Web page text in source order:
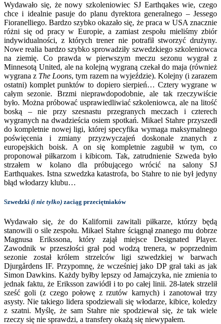
Wydawało się, że nowy szkoleniowiec SJ Earthqakes wie, czego
chce i idealnie pasuje do planu dyrektora generalnego – Jessego
Fioranelliego. Bardzo szybko okazało się, że praca w USA znacznie
różni się od pracy w Europie, a zamiast zespołu mieliśmy zbiór
indywidualności, z których trener nie potrafił stworzyć drużyny.
Nowe realia bardzo szybko sprowadziły szwedzkiego szkoleniowca
na ziemię. Co prawda w pierwszym meczu sezonu wygrał z
Minnesotą United, ale na kolejną wygraną czekał do maja (również
wygrana z The Loons, tym razem na wyjeździe). Kolejny (i zarazem
ostatni) komplet punktów to dopiero sierpień… Cztery wygrane w
całym sezonie. Brzmi nieprawdopodobnie, ale tak rzeczywiście
było. Można próbować usprawiedliwiać szkoleniowca, ale na litość
boską – nie przy szesnastu przegranych meczach i czterech
wygranych na dwadzieścia osiem spotkań. Mikael Stahre przyszedł
do kompletnie nowej ligi, której specyfika wymaga maksymalnego
poświęcenia i zmiany przyzwyczajeń doskonale znanych z
europejskich boisk. A on się kompletnie zagubił w tym, co
proponował piłkarzom i kibicom. Tak, zatrudnienie Szweda było
strzałem w kolano dla próbującego wrócić na salony SJ
Earthquakes. Istna szwedzka katastrofa, bo Stahre to nie był jedyny
błąd włodarzy klubu…
Szwedzki (i nie tylko) zaciąg przeciętniaków
Wydawało się, że do Kalifornii zawitali piłkarze, którzy będą
stanowili o sile zespołu. Mikael Stahre ściągnął znanego mu dobrze
Magnusa Erikssona, który zajął miejsce Designated Player.
Zawodnik w przeszłości grał pod wodzą trenera, w poprzednim
sezonie został królem strzelców ligi szwedzkiej w barwach
Djurgårdens IF. Przypomnę, że wcześniej jako DP grał taki as jak
Simon Dawkins. Każdy byłby lepszy od Jamajczyka, nie zmienia to
jednak faktu, że Eriksson zawiódł i to po całej linii. 28-latek strzelił
sześć goli (z czego połowę z rzutów karnych) i zanotował trzy
asysty. Nie takiego lidera spodziewali się włodarze, kibice, koledzy
z szatni. Myślę, że sam Stahre nie spodziewał się, że tak wiele
rzeczy się nie sprawdzi, a transfery okażą się niewypałem.